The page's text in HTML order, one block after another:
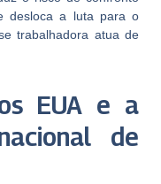
desloca a luta para o
trabalhadora atua de
EUA e a
de